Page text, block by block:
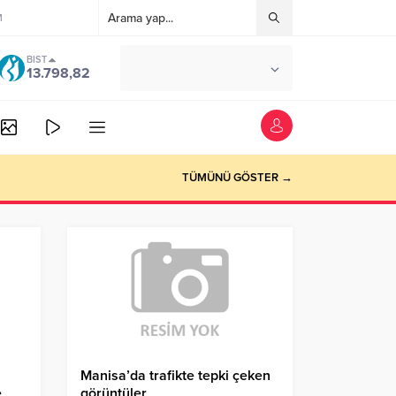
BIST
13.798,82
TÜMÜNÜ GÖSTER →
Manisa’da trafikte tepki çeken